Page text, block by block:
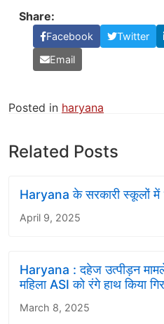
Share:
Facebook Twitter
Email
Posted in haryana
Related Posts
Haryana के सरकारी स्कूलों में
April 9, 2025
Haryana : दहेज उत्पीड़न
महिला ASI को रंगे हाथ किया
March 8, 2025